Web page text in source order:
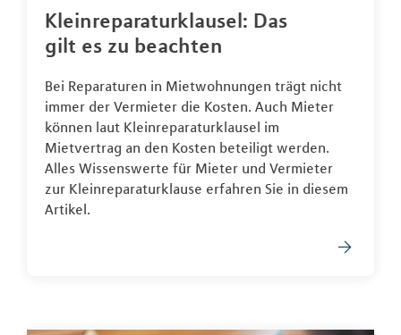
Kleinreparaturklausel: Das
gilt es zu beachten
Bei Reparaturen in Mietwohnungen trägt nicht
immer der Vermieter die Kosten. Auch Mieter
können laut Kleinreparaturklausel im
Mietvertrag an den Kosten beteiligt werden.
Alles Wissenswerte für Mieter und Vermieter
zur Kleinreparaturklause erfahren Sie in diesem
Artikel.